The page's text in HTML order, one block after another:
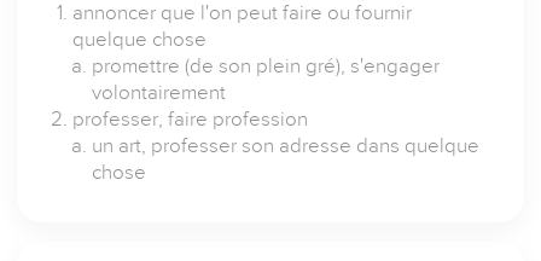
annoncer que l'on peut faire ou fournir
quelque chose
promettre (de son plein gré), s'engager
volontairement
professer, faire profession
un art, professer son adresse dans quelque
chose